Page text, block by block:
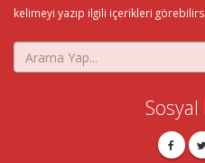
kelimeyi yazıp ilgili içerikleri